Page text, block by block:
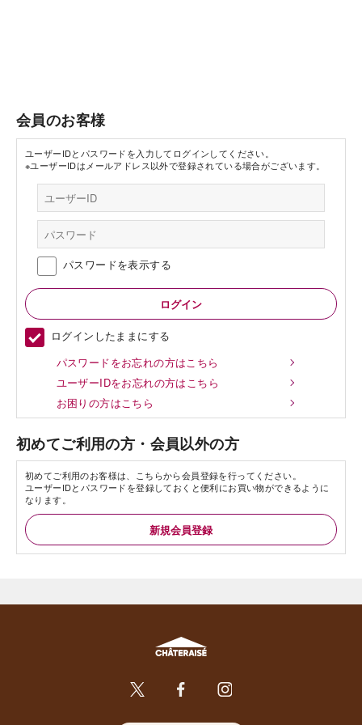
会員のお客様
ユーザーIDとパスワードを入力してログインしてください。
※ユーザーIDはメールアドレス以外で登録されている場合がございます。
パスワードを表示する
ログインしたままにする
パスワードをお忘れの方はこちら
ユーザーIDをお忘れの方はこちら
お困りの方はこちら
初めてご利用の方・会員以外の方
初めてご利用のお客様は、こちらから会員登録を行ってください。
ユーザーIDとパスワードを登録しておくと便利にお買い物ができるように
なります。